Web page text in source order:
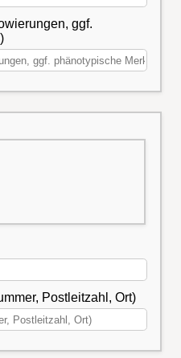
ggf.
Postleitzahl, Ort)